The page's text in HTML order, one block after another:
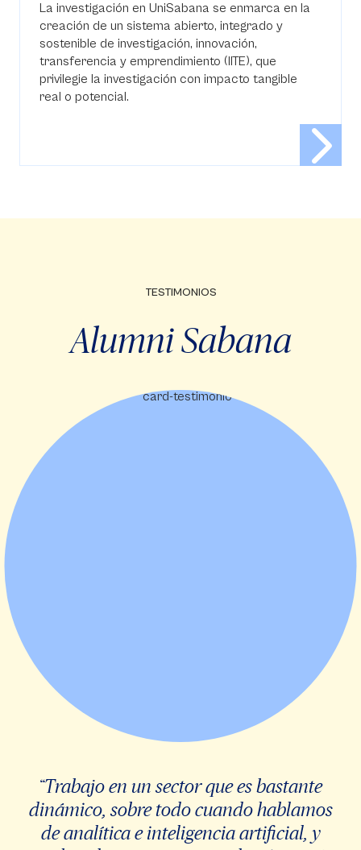
La investigación en UniSabana se enmarca en la
creación de un sistema abierto, integrado y
sostenible de investigación, innovación,
transferencia y emprendimiento (IITE), que
privilegie la investigación con impacto tangible
real o potencial.
TESTIMONIOS
Alumni Sabana
“Trabajo en un sector que es bastante
dinámico, sobre todo cuando hablamos
de analítica e inteligencia artificial, y